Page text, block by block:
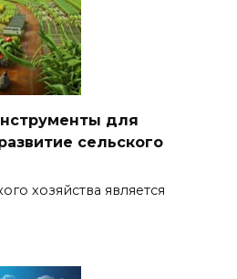
для
сельского
хозяйства является